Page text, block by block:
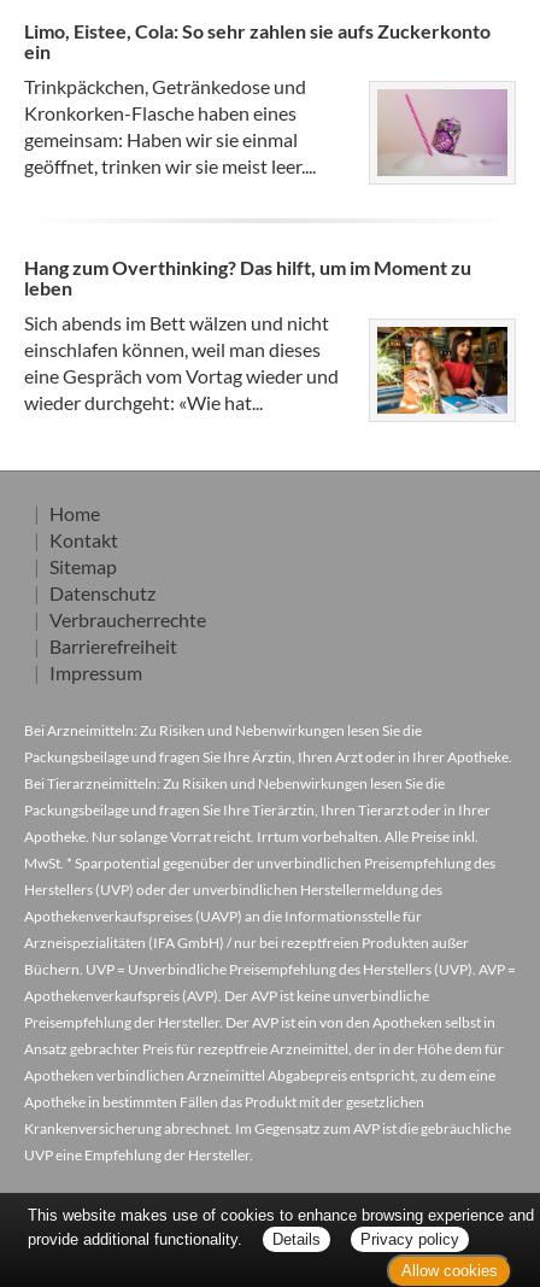
Limo, Eistee, Cola: So sehr zahlen sie aufs Zuckerkonto
ein
Trinkpäckchen, Getränkedose und
Kronkorken-Flasche haben eines
gemeinsam: Haben wir sie einmal
geöffnet, trinken wir sie meist leer....
Hang zum Overthinking? Das hilft, um im Moment zu
leben
Sich abends im Bett wälzen und nicht
einschlafen können, weil man dieses
eine Gespräch vom Vortag wieder und
wieder durchgeht: «Wie hat...
Home
Kontakt
Sitemap
Datenschutz
Verbraucherrechte
Barrierefreiheit
Impressum
Bei Arzneimitteln: Zu Risiken und Nebenwirkungen lesen Sie die
Packungsbeilage und fragen Sie Ihre Ärztin, Ihren Arzt oder in Ihrer Apotheke.
Bei Tierarzneimitteln: Zu Risiken und Nebenwirkungen lesen Sie die
Packungsbeilage und fragen Sie Ihre Tierärztin, Ihren Tierarzt oder in Ihrer
Apotheke. Nur solange Vorrat reicht. Irrtum vorbehalten. Alle Preise inkl.
MwSt. * Sparpotential gegenüber der unverbindlichen Preisempfehlung des
Herstellers (UVP) oder der unverbindlichen Herstellermeldung des
Apothekenverkaufspreises (UAVP) an die Informationsstelle für
Arzneispezialitäten (IFA GmbH) / nur bei rezeptfreien Produkten außer
Büchern. UVP = Unverbindliche Preisempfehlung des Herstellers (UVP). AVP =
Apothekenverkaufspreis (AVP). Der AVP ist keine unverbindliche
Preisempfehlung der Hersteller. Der AVP ist ein von den Apotheken selbst in
Ansatz gebrachter Preis für rezeptfreie Arzneimittel, der in der Höhe dem für
Apotheken verbindlichen Arzneimittel Abgabepreis entspricht, zu dem eine
Apotheke in bestimmten Fällen das Produkt mit der gesetzlichen
Krankenversicherung abrechnet. Im Gegensatz zum AVP ist die gebräuchliche
UVP eine Empfehlung der Hersteller.
This website makes use of cookies to enhance browsing experience and
provide additional functionality.
Details
Privacy policy
Allow cookies